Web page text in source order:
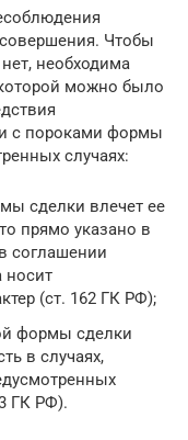
Чтобы
необходима
можно было
с пороками формы
случаях:
сделки влечет ее
прямо указано в
соглашении
носит
(ст. 162 ГК РФ);
формы сделки
в случаях,
ГК РФ).